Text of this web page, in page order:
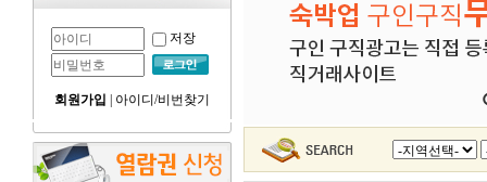
저장
회원가입 아이디/비번찾기